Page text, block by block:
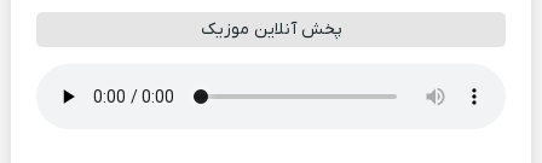
پخش آنلاین موزیک